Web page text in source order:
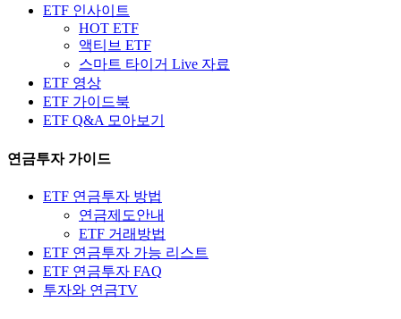
ETF 인사이트
HOT ETF
액티브 ETF
스마트 타이거 Live 자료
ETF 영상
ETF 가이드북
ETF Q&A 모아보기
연금투자 가이드
ETF 연금투자 방법
연금제도안내
ETF 거래방법
ETF 연금투자 가능 리스트
ETF 연금투자 FAQ
투자와 연금TV